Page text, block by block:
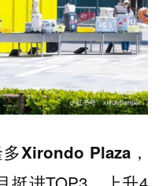
Xirondo Plaza ，